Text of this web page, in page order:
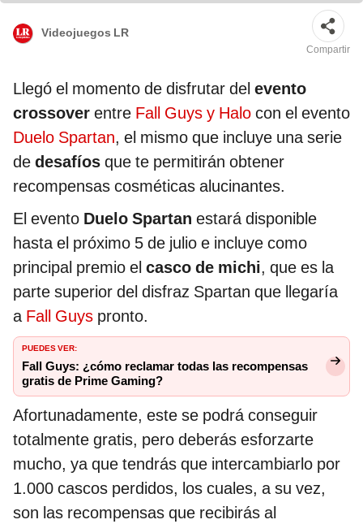
Videojuegos LR
Compartir
Llegó el momento de disfrutar del evento
crossover entre Fall Guys y Halo con el evento
Duelo Spartan, el mismo que incluye una serie
de desafíos que te permitirán obtener
recompensas cosméticas alucinantes.
El evento Duelo Spartan estará disponible
hasta el próximo 5 de julio e incluye como
principal premio el casco de michi, que es la
parte superior del disfraz Spartan que llegaría
a Fall Guys pronto.
PUEDES VER:
Fall Guys: ¿cómo reclamar todas las recompensas
gratis de Prime Gaming?
Afortunadamente, este se podrá conseguir
totalmente gratis, pero deberás esforzarte
mucho, ya que tendrás que intercambiarlo por
1.000 cascos perdidos, los cuales, a su vez,
son las recompensas que recibirás al